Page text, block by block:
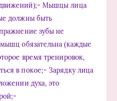
Мышцы лица
должны быть
зубы не
обязательна (каждые
время тренировок,
в покое;- Зарядку лица
духа, это